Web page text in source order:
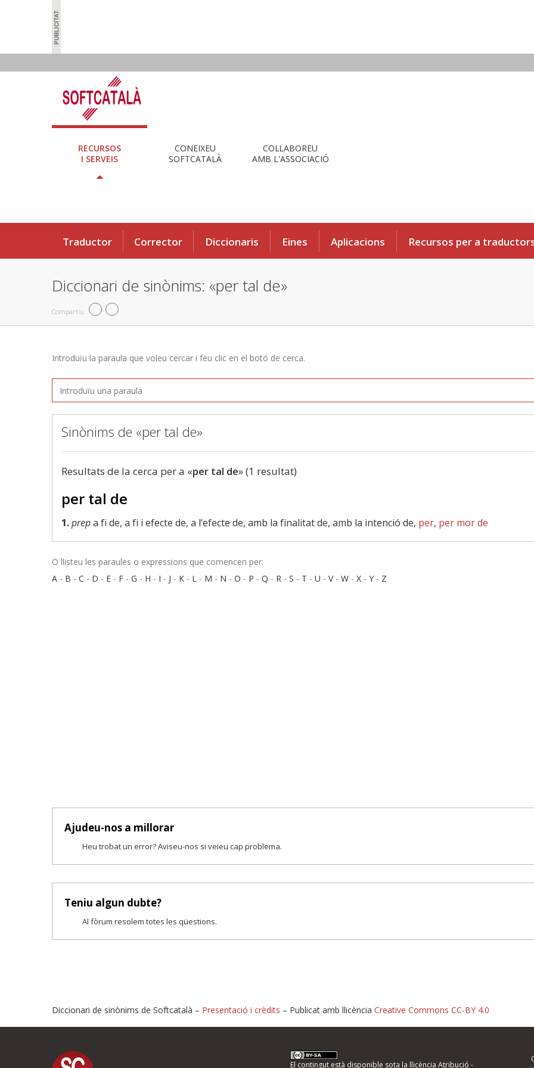
RECURSOS
I SERVEIS
CONEIXEU
SOFTCATALÀ
COL·LABOREU
AMB L'ASSOCIACIÓ
Traductor Corrector Diccionaris Eines Aplicacions Recursos per a
Diccionari de sinònims: «per tal de»
Compartiu
Introduïu la paraula que voleu cercar i feu clic en el botó de cerca.
Sinònims de «per tal de»
Resultats de la cerca per a «per tal de» (1 resultat)
per tal de
1.prepa fi de, a fi i efecte de, a l’efecte de, amb la finalitat de, amb la intenció de, per, per mor de
O llisteu les paraules o expressions que comencen per:
A - B - C - D - E - F - G - H - I - J - K - L - M - N - O - P - Q - R - S - T - U - V- W - X - Y - Z
Ajudeu-nos a millorar
Heu trobat un error? Aviseu-nos si veieu cap problema.
Teniu algun dubte?
Al fòrum resolem totes les qüestions.
Proposeu-nos millores o informeu d'errors
Diccionari de sinònims de Softcatalà – Presentació i crèdits – Publicat amb llicència Creative Commons CC-BY 4.0
El contingut està disponible sota la llicència Atribució -